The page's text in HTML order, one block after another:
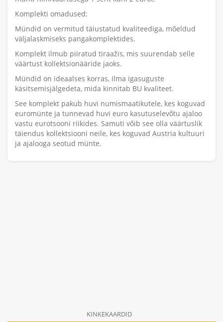
Komplekti omadused:
Mündid on vermitud täiustatud kvaliteediga, mõeldud
väljalaskmiseks pangakomplektides.
Komplekt ilmub piiratud tiraažis, mis suurendab selle
väärtust kollektsionääride jaoks.
Mündid on ideaalses korras, ilma igasuguste
käsitsemisjälgedeta, mida kinnitab BU kvaliteet.
See komplekt pakub huvi numismaatikutele, kes koguvad
euromünte ja tunnevad huvi euro kasutuselevõtu ajaloo
vastu eurotsooni riikides. Samuti võib see olla väärtuslik
täiendus kollektsiooni neile, kes koguvad Austria kultuuri
ja ajalooga seotud münte.
KINKEKAARDID